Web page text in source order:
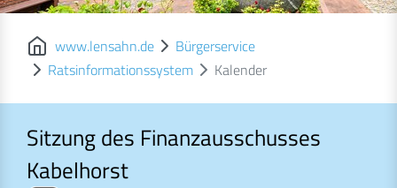
www.lensahn.de
Bürgerservice
Ratsinformationssystem
Kalender
Sitzung des Finanzausschusses
Kabelhorst